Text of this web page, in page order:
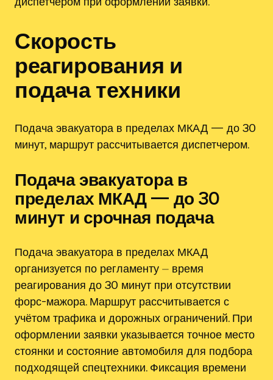
Скорость
реагирования и
подача техники
Подача эвакуатора в пределах МКАД — до 30
минут, маршрут рассчитывается диспетчером.
Подача эвакуатора в
пределах МКАД — до 30
минут и срочная подача
Подача эвакуатора в пределах МКАД
организуется по регламенту ⏤ время
реагирования до 30 минут при отсутствии
форс-мажора. Маршрут рассчитывается с
учётом трафика и дорожных ограничений. При
оформлении заявки указывается точное место
стоянки и состояние автомобиля для подбора
подходящей спецтехники. Фиксация времени